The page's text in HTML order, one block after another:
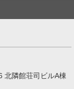
北隣館荘司ビルA棟